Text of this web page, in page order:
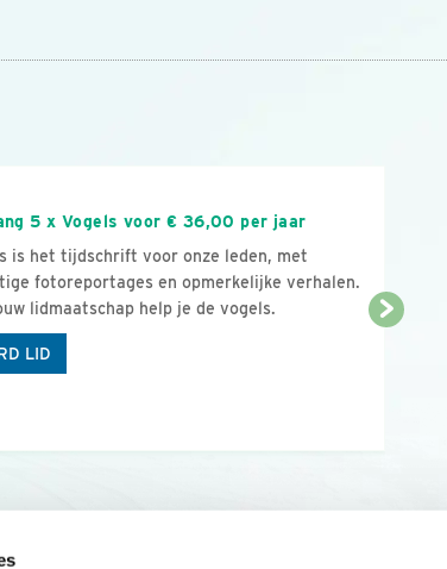
5 x Vogels voor € 36,00 per jaar
is het tijdschrift voor onze leden, met
fotoreportages en opmerkelijke verhalen.
lidmaatschap help je de vogels.
LID